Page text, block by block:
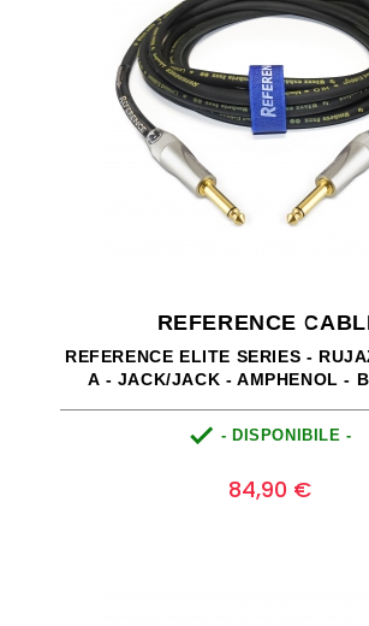
REFERENCE
REFERENCE ELITE SERIES -
A - JACK/JACK - AMPHENOL -
 - DISPONIBILE -
84,90 €